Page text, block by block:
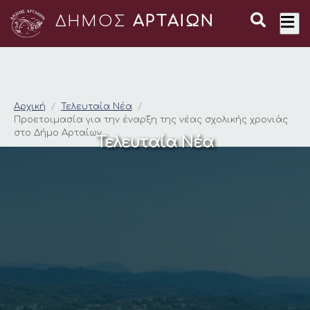
ΔΗΜΟΣ ΑΡΤΑΙΩΝ
Προετοιμασία για
Αρχική
Τελευταία Νέα
Προετοιμασία για την έναρξη της νέας σχολικής χρονιάς
στο Δήμο Αρταίων
Τελευταία Νέα